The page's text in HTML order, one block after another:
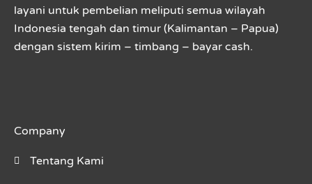
layani untuk pembelian meliputi semua wilayah
Indonesia tengah dan timur (Kalimantan – Papua)
dengan sistem kirim – timbang – bayar cash.
Company
Tentang Kami